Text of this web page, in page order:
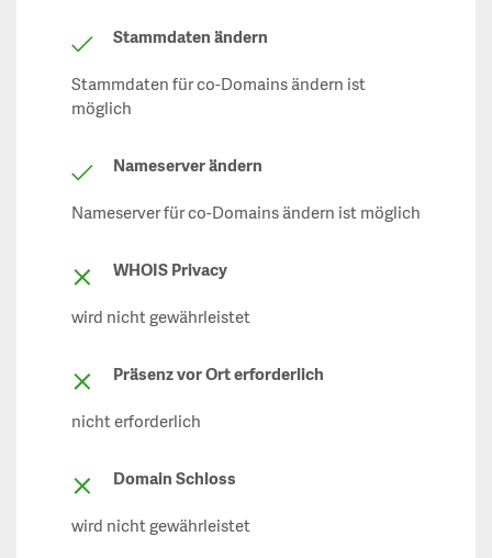
Stammdaten ändern
Stammdaten für co-Domains ändern ist
möglich
Nameserver ändern
Nameserver für co-Domains ändern ist möglich
WHOIS Privacy
wird nicht gewährleistet
Präsenz vor Ort erforderlich
nicht erforderlich
Domain Schloss
wird nicht gewährleistet